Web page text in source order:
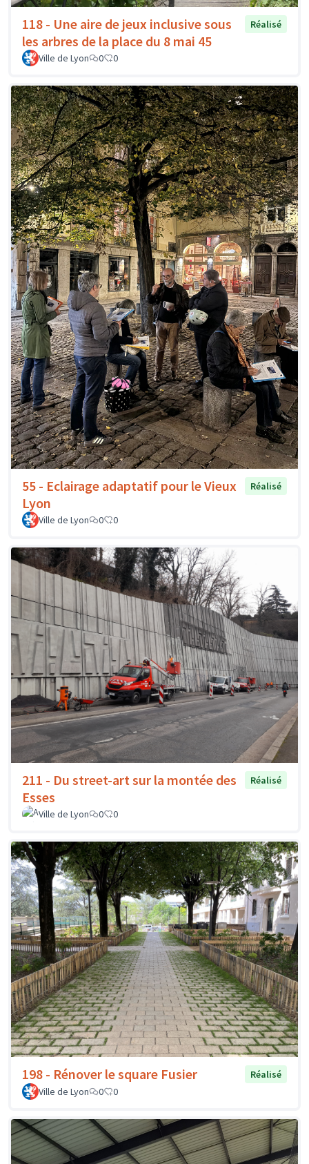
118 - Une aire de jeux inclusive sous
les arbres de la place du 8 mai 45
Réalisé
Ville de Lyon 0 0
55 - Eclairage adaptatif pour le Vieux
Lyon
Réalisé
Ville de Lyon 0 0
211 - Du street-art sur la montée des
Esses
Réalisé
Ville de Lyon 0 0
198 - Rénover le square Fusier
Réalisé
Ville de Lyon
0 0